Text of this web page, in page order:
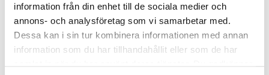
information från din enhet till de sociala medier och
annons- och analysföretag som vi samarbetar med.
Dessa kan i sin tur kombinera informationen med annan
information som du har tillhandahållit eller som de har